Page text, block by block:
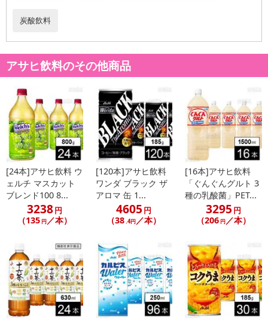
炭酸飲料
アサヒ飲料のその他商品
[24本]アサヒ飲料 ウ
ェルチ マスカット
ブレンド100 8...
3238円
（135 円／本）
[120本]アサヒ飲料
ワンダ ブラック ザ
アロマ 缶 1...
4605 円
（38.4円／本）
[16本]アサヒ飲料
「ぐんぐんグルト 3
種の乳酸菌」PET...
3295 円
（206 円／本）